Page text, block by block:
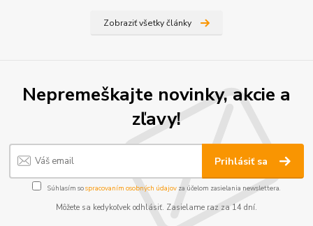
Zobraziť všetky články
Nepremeškajte novinky, akcie a
zľavy!
Prihlásiť sa
Súhlasím sospracovaním osobných údajov za účelom zasielania newslettera.
Môžete sa kedykoľvek odhlásiť. Zasielame raz za 14 dní.